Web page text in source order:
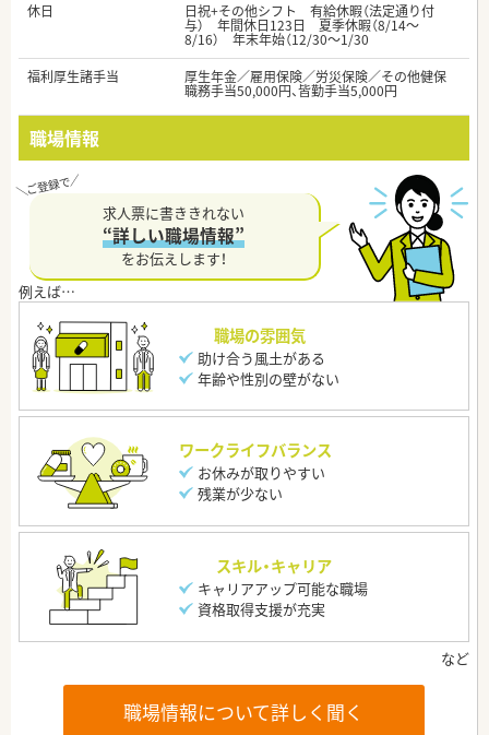
休日
日祝+その他シフト 有給休暇（法定通り付
与） 年間休日123日 夏季休暇（8/14～
8/16） 年末年始（12/30～1/30
福利厚生諸手当
厚生年金／雇用保険／労災保険／その他健保
職務手当50,000円、皆勤手当5,000円
職場情報
求人票に書ききれない
“詳しい職場情報”
をお伝えします！
職場の雰囲気
助け合う風土がある
年齢や性別の壁がない
ワークライフバランス
お休みが取りやすい
残業が少ない
スキル・キャリア
キャリアアップ可能な職場
資格取得支援が充実
職場情報について詳しく聞く